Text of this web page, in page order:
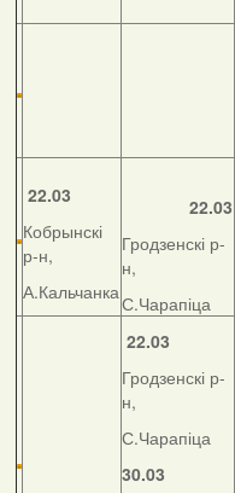
22.03
Кобрынскі
р-н,
А.Кальчанка
22.03
Гродзенскі р-
н,
С.Чарапіца
22.03
Гродзенскі р-
н,
С.Чарапіца
30.03